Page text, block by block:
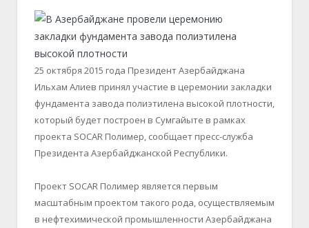
25 октября 2015 года Президент Азербайджана
Ильхам Алиев принял участие в церемонии закладки
фундамента завода полиэтилена высокой плотности,
который будет построен в Сумгайыте в рамках
проекта SOCAR Полимер, сообщает пресс-служба
Президента Азербайджанской Республики.
Проект SOCAR Полимер является первым
масштабным проектом такого рода, осуществляемым
в нефтехимической промышленности Азербайджана